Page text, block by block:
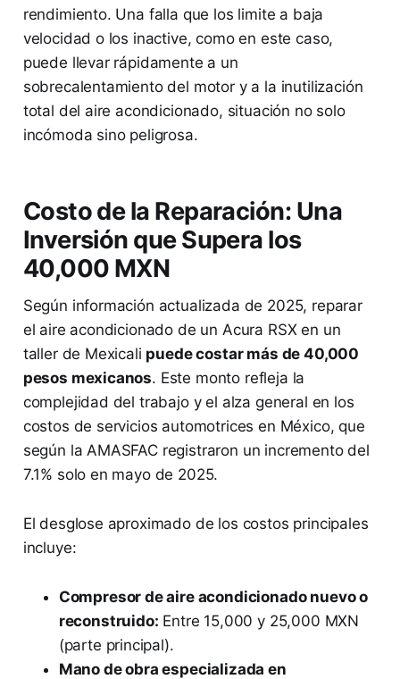
rendimiento. Una falla que los limite a baja
velocidad o los inactive, como en este caso,
puede llevar rápidamente a un
sobrecalentamiento del motor y a la inutilización
total del aire acondicionado, situación no solo
incómoda sino peligrosa.
Costo de la Reparación: Una
Inversión que Supera los
40,000 MXN
Según información actualizada de 2025, reparar
el aire acondicionado de un Acura RSX en un
taller de Mexicali puede costar más de 40,000
pesos mexicanos. Este monto refleja la
complejidad del trabajo y el alza general en los
costos de servicios automotrices en México, que
según la AMASFAC registraron un incremento del
7.1% solo en mayo de 2025.
El desglose aproximado de los costos principales
incluye:
Compresor de aire acondicionado nuevo o
reconstruido: Entre 15,000 y 25,000 MXN
(parte principal).
Mano de obra especializada en